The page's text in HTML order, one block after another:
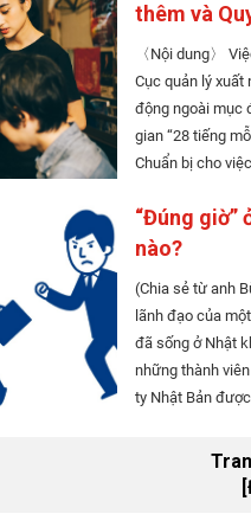
thêm và
〈Nội dung〉 Việc làm thêm và Quy định của
Cục quản lý xuất nhập cảnh
động ngoài mục đích lưu
gian “28 tiếng mỗi tuần” 3. Trong
“Đúng giờ”
nào?
(Chia sẻ từ anh
lãnh đạo của một
đã sống ở Nhật
những thành
ty Nhật Bản
Trễ giờ vài phút
trọng, nhưng tới